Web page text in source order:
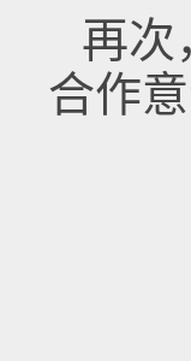
再次
合作意